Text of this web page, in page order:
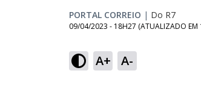
PORTAL CORREIO | Do R7
09/04/2023 - 18H27 (ATUALIZADO EM
A+ A-